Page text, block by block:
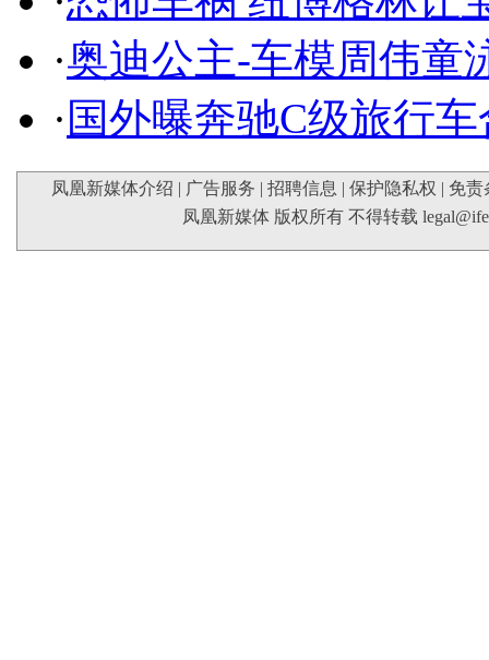
·奥迪公主-车模周伟童
· 国外曝奔驰C级旅行
凤凰新媒体介绍 | 广告服务 | 招聘信息 | 保护隐私权 | 免责
凤凰新媒体 版权所有 不得转载